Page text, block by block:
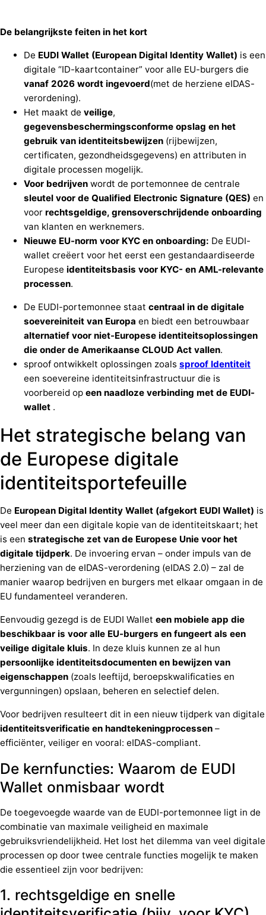
De belangrijkste feiten in het kort
De EUDI Wallet (European Digital Identity Wallet) is een
digitale “ID-kaartcontainer” voor alle EU-burgers die
vanaf 2026 wordt ingevoerd(met de herziene eIDAS-
verordening).
Het maakt de veilige,
gegevensbeschermingsconforme opslag en het
gebruik van identiteitsbewijzen (rijbewijzen,
certificaten, gezondheidsgegevens) en attributen in
digitale processen mogelijk.
Voor bedrijven wordt de portemonnee de centrale
sleutel voor de Qualified Electronic Signature (QES) en
voor rechtsgeldige, grensoverschrijdende onboarding
van klanten en werknemers.
Nieuwe EU-norm voor KYC en onboarding: De EUDI-
wallet creëert voor het eerst een gestandaardiseerde
Europese identiteitsbasis voor KYC- en AML-relevante
processen.
De EUDI-portemonnee staat centraal in de digitale
soevereiniteit van Europa en biedt een betrouwbaar
alternatief voor niet-Europese identiteitsoplossingen
die onder de Amerikaanse CLOUD Act vallen.
sproof ontwikkelt oplossingen zoals sproof Identiteit
een soevereine identiteitsinfrastructuur die is
voorbereid op een naadloze verbinding met de EUDI-
wallet .
Het strategische belang van
de Europese digitale
identiteitsportefeuille
De European Digital Identity Wallet (afgekort EUDI Wallet) is
veel meer dan een digitale kopie van de identiteitskaart; het
is een strategische zet van de Europese Unie voor het
digitale tijdperk. De invoering ervan – onder impuls van de
herziening van de eIDAS-verordening (eIDAS 2.0) – zal de
manier waarop bedrijven en burgers met elkaar omgaan in de
EU fundamenteel veranderen.
Eenvoudig gezegd is de EUDI Wallet een mobiele app die
beschikbaar is voor alle EU-burgers en fungeert als een
veilige digitale kluis. In deze kluis kunnen ze al hun
persoonlijke identiteitsdocumenten en bewijzen van
eigenschappen (zoals leeftijd, beroepskwalificaties en
vergunningen) opslaan, beheren en selectief delen.
Voor bedrijven resulteert dit in een nieuw tijdperk van digitale
identiteitsverificatie en handtekeningprocessen –
efficiënter, veiliger en vooral: eIDAS-compliant.
De kernfuncties: Waarom de EUDI
Wallet onmisbaar wordt
De toegevoegde waarde van de EUDI-portemonnee ligt in de
combinatie van maximale veiligheid en maximale
gebruiksvriendelijkheid. Het lost het dilemma van veel digitale
processen op door twee centrale functies mogelijk te maken
die essentieel zijn voor bedrijven:
1. rechtsgeldige en snelle